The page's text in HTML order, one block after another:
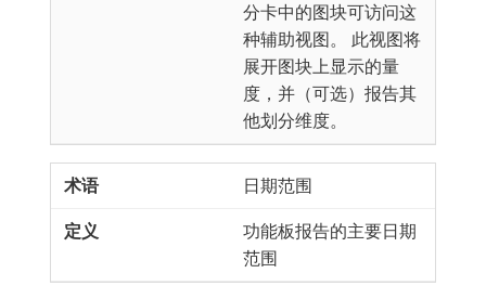
分卡中的图块可访问这
种辅助视图。 此视图将
展开图块上显示的量
度，并（可选）报告其
他划分维度。
日期范围
功能板报告的主要日期
范围